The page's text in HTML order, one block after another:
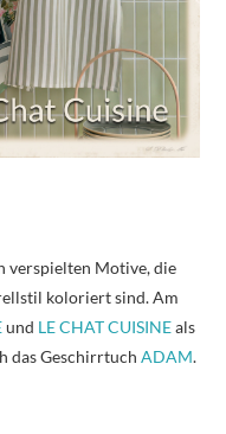
verspielten Motive, die
koloriert sind. Am
und LE CHAT CUISINEals
das GeschirrtuchADAM.